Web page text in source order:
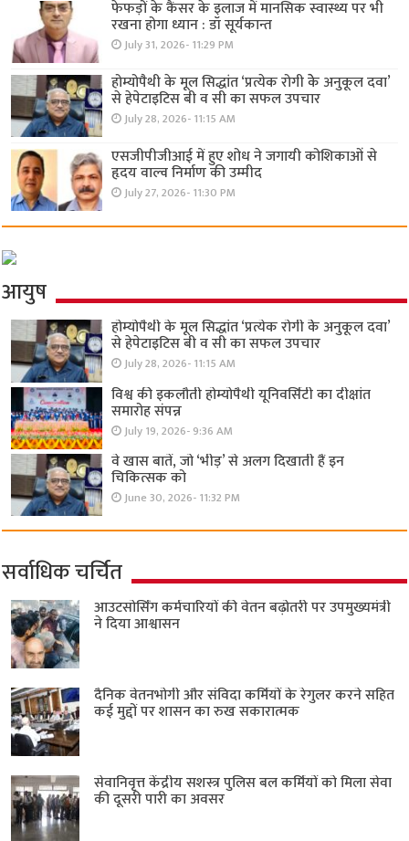
फेफड़ों के कैंसर के इलाज में मानसिक स्वास्थ्य पर भी
रखना होगा ध्यान : डॉ सूर्यकान्त
July 31, 2026- 11:29 PM
होम्योपैथी के मूल सिद्धांत ‘प्रत्येक रोगी केे अनुकूल दवा’
से हेपेटाइटिस बी व सी का सफल उपचार
July 28, 2026- 11:15 AM
एसजीपीजीआई में हुए शोध ने जगायी कोशिकाओं से
हृदय वाल्व निर्माण की उम्मीद
July 27, 2026- 11:30 PM
आयुष
होम्योपैथी के मूल सिद्धांत ‘प्रत्येक रोगी केे अनुकूल दवा’
से हेपेटाइटिस बी व सी का सफल उपचार
July 28, 2026- 11:15 AM
विश्व की इकलौती होम्योपैथी यूनिवर्सिटी का दीक्षांत
समारोह संपन्न
July 19, 2026- 9:36 AM
वे खास बातें, जो ‘भीड़’ से अलग दिखाती हैं इन
चिकित्सक को
June 30, 2026- 11:32 PM
सर्वाधिक चर्चित
आउटसोर्सिंग कर्मचारियों की वेतन बढ़ोतरी पर उपमुख्यमंत्री
ने दिया आश्वासन
दैनिक वेतनभोगी और संविदा कर्मियों के रेगुलर करने सहित
कई मुद्दों पर शासन का रुख सकारात्मक
सेवानिवृत्त केंद्रीय सशस्त्र पुलिस बल ​कर्मियों को मिला सेवा
की दूसरी पारी का अवसर